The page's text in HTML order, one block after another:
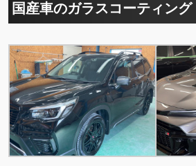
国産車のガラスコーティング